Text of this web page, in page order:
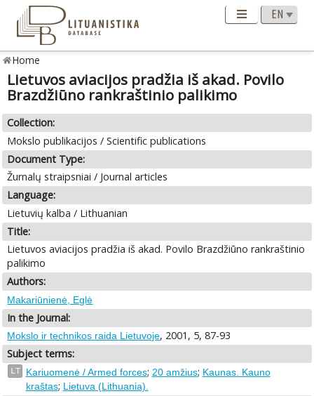
Home
Lietuvos aviacijos pradžia iš akad. Povilo
Brazdžiūno rankraštinio palikimo
Collection:
Mokslo publikacijos / Scientific publications
Document Type:
Žurnalų straipsniai / Journal articles
Language:
Lietuvių kalba / Lithuanian
Title:
Lietuvos aviacijos pradžia iš akad. Povilo Brazdžiūno rankraštinio
palikimo
Authors:
Makariūnienė, Eglė
In the Journal:
Mokslo ir technikos raida Lietuvoje, 2001, 5, 87-93
Subject terms:
LT Kariuomenė / Armed forces; 20 amžius; Kaunas. Kauno
kraštas; Lietuva (Lithuania).